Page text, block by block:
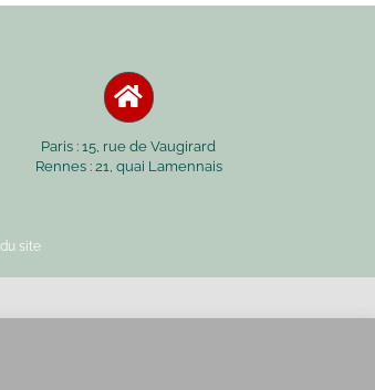
Paris : 15, rue de Vaugirard
Rennes : 21, quai Lamennais
site